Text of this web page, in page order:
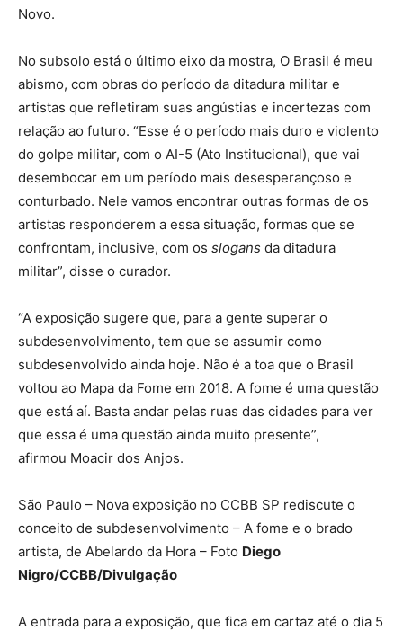
Novo.
No subsolo está o último eixo da mostra, O Brasil é meu
abismo, com obras do período da ditadura militar e
artistas que refletiram suas angústias e incertezas com
relação ao futuro. “Esse é o período mais duro e violento
do golpe militar, com o AI-5 (Ato Institucional), que vai
desembocar em um período mais desesperançoso e
conturbado. Nele vamos encontrar outras formas de os
artistas responderem a essa situação, formas que se
confrontam, inclusive, com os slogans da ditadura
militar”, disse o curador.
“A exposição sugere que, para a gente superar o
subdesenvolvimento, tem que se assumir como
subdesenvolvido ainda hoje. Não é a toa que o Brasil
voltou ao Mapa da Fome em 2018. A fome é uma questão
que está aí. Basta andar pelas ruas das cidades para ver
que essa é uma questão ainda muito presente”,
afirmou Moacir dos Anjos.
São Paulo – Nova exposição no CCBB SP rediscute o
conceito de subdesenvolvimento – A fome e o brado
artista, de Abelardo da Hora – Foto Diego
Nigro/CCBB/Divulgação
A entrada para a exposição, que fica em cartaz até o dia 5